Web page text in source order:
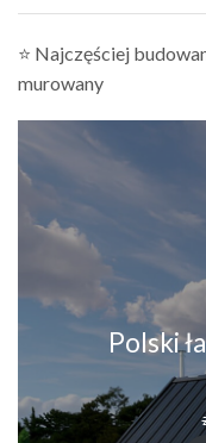
⭐ Najczęściej
murowany
Polski